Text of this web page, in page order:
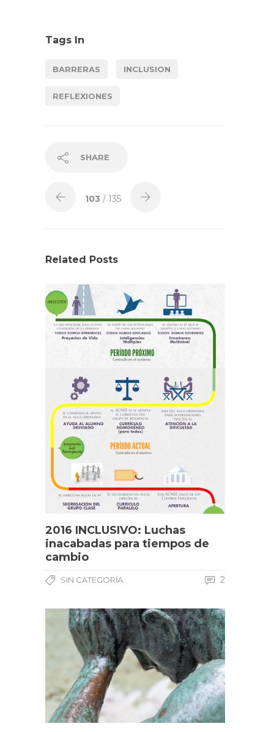
Tags In
BARRERAS INCLUSION
REFLEXIONES
SHARE
103 / 135
Related Posts
2016 INCLUSIVO: Luchas
inacabadas para tiempos de
cambio
SIN CATEGORÍA 2